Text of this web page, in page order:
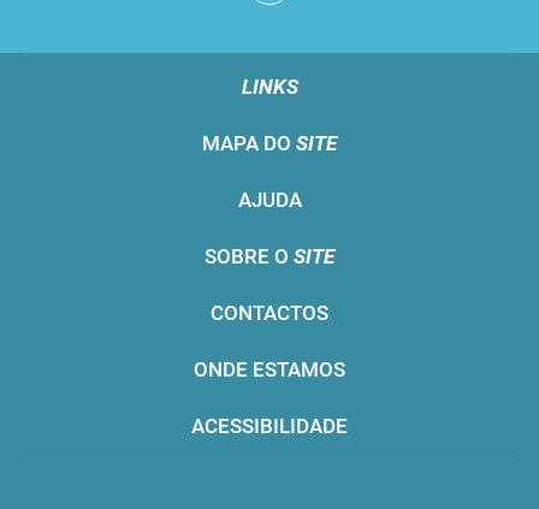
LINKS
MAPA DO SITE
AJUDA
SOBRE O SITE
CONTACTOS
ONDE ESTAMOS
ACESSIBILIDADE